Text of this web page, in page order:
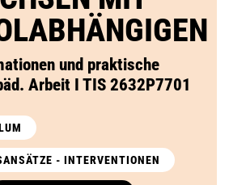
und praktische
Arbeit I TIS 2632P7701
- INTERVENTIONEN